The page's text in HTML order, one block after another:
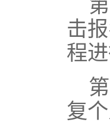
击
程
复